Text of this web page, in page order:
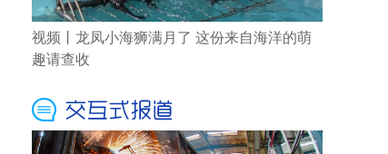
视频丨龙凤小海狮满月了 这份来自海洋的萌
趣请查收